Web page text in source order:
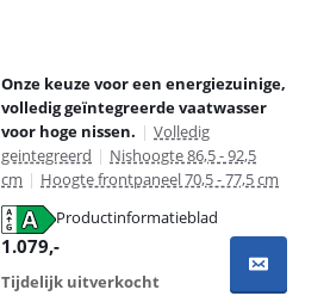
Onze keuze voor een energiezuinige,
volledig geïntegreerde vaatwasser
voor hoge nissen. | Volledig
geintegreerd | Nishoogte 86,5 - 92,5
cm | Hoogte frontpaneel 70,5 - 77,5 cm
Productinformatieblad
1.079,-
Tijdelijk uitverkocht